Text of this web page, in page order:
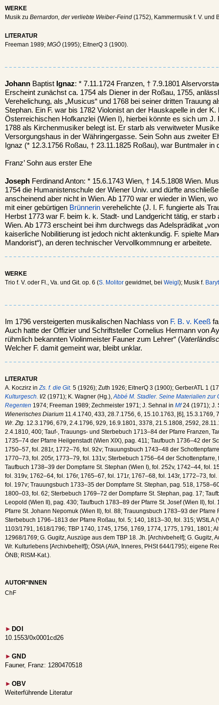
WERKE
Musik zu Bernardon, der verliebte Weiber-Feind (1752), Kammermusik f. V. und
LITERATUR
Freeman 1989; MGÖ (1995); EitnerQ 3 (1900).
Johann Baptist Ignaz: * 7.11.1724 Franzen, † 7.9.1801
Erscheint zunächst ca. 1754 als Diener in der Roßau, 1755,
Verehelichung, als „Musicus“ und 1768 bei seiner dritten Trauung
Stephan. Ein F. war bis 1782 Violonist an der Hauskapelle in der
Österreichischen Hofkanzlei (Wien I), hierbei könnte es sich um J.
1788 als Kirchenmusiker belegt ist. Er starb als verwitweter
Versorgungshaus in der Währingergasse. Sein Sohn aus zweiter
Ignaz (* 12.3.1756 Roßau, † 23.11.1825 Roßau), war Buntmaler in
Franz’ Sohn aus erster Ehe
Joseph Ferdinand Anton: * 15.6.1743 Wien, † 14.5.1808 Wien.
1754 die Humanistenschule der Wiener Univ. und dürfte
anscheinend aber nicht in Wien. Ab 1770 war er wieder in Wien,
mit einer gebürtigen Brünnerin verehelichte (J. I. F. fungierte als
Herbst 1773 war F. beim k. k. Stadt- und Landgericht tätig, er
Wien. Ab 1773 erscheint bei ihm durchwegs das Adelsprädikat
kaiserliche Nobilitierung ist jedoch nicht aktenkundig. F. spielte
Mandorist“), an deren technischer Vervollkommnung er arbeitete.
WERKE
Trio f. V. oder Fl., Va. und Git. op. 6 (S. Molitor gewidmet, bei Weigl ); Musik f.
Im 1796 versteigerten musikalischen Nachlass von F. B. v. Keeß
Auch hatte der Offizier und Schriftsteller Cornelius Hermann von
rühmlich bekannten Violinmeister Fauner zum Lehrer“ (
Welcher F. damit gemeint war, bleibt unklar.
LITERATUR
A. Koczirz in Zs. f. die Git. 5 (1926); Zuth 1926; EitnerQ 3 (1900); GerberATL 1
Kulturgesch. I/2 (1971); K. Wagner (Hg.), Abbé M. Stadler. Seine Materialien zur
Regenten 1974; Freeman 1989; Zechmeister 1971; J. Sehnal in Mf24 (1971); J.
Wienerisches Diarium 11.4.1740, 433, 28.7.1756, 6, 15.10.1763, [6], 15.3.1769,
Wr. Ztg. 12.3.1796, 679, 2.4.1796, 929, 16.9.1801, 3378, 21.5.1808, 2592,
2.4.1810, 400; Tauf-, Trauungs- und Sterbebuch 1713–84 der Pfarre Franzen,
1735–74 der Pfarre Heilgenstadt (Wien XIX), pag. 411; Taufbuch 1736–42 der
1750–57, fol. 281r, 1772–76, fol. 92v; Trauungsbuch 1743–48 der
1770–73, fol. 205r, 1773–79, fol. 131v; Sterbebuch 1756–64 der Schottenpfarre,
Taufbuch 1738–39 der Dompfarre St. Stephan (Wien I), fol. 252v, 1742–44, fol.
fol. 319v, 1762–64, fol. 176r, 1765–67, fol. 171r, 1767–68, fol. 143r, 1772–73,
fol. 197v; Trauungsbuch 1733–35 der Dompfarre St. Stephan, pag. 518,
1800–03, fol. 62; Sterbebuch 1769–72 der Dompfarre St. Stephan, pag. 17;
Leopold (Wien II), pag. 430; Taufbuch 1783–89 der Pfarre St. Josef (Wien II),
Pfarre St. Johann Nepomuk (Wien II), fol. 88; Trauungsbuch 1783–93 der Pfarre
Sterbebuch 1796–1813 der Pfarre Roßau, fol. 5; 140, 1813–30, fol. 315; WStLA
1103/1791, 1618/1796; TBP 1740, 1745, 1756, 1769, 1774, 1775, 1791, 1801;
12968/1769; G. Gugitz, Auszüge aus dem TBP 18. Jh. [Archivbehelf]; G. Gugitz,
Wr. Kulturlebens [Archivbehelf]); ÖStA (AVA, Inneres, PHSt 644/1795); eigene
ÖNB; RISM-Kat.).
AUTOR*INNEN
ChF
► DOI
10.1553/0x0001cd26
► GND
Fauner, Franz: 1280470518
► OBV
Weiterführende Literatur